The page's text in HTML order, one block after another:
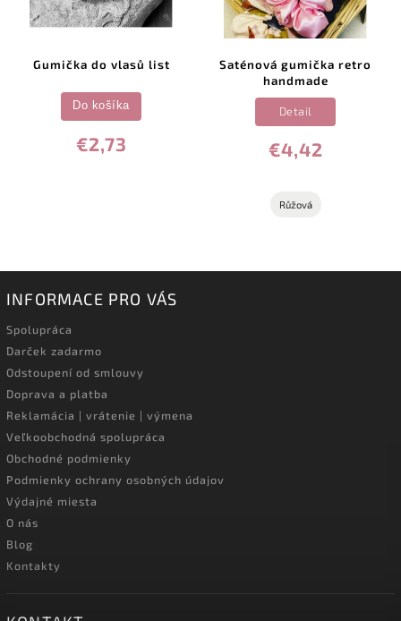
Gumička do vlasů list
€2,73
Do košíka
Saténová gumička retro
handmade
€4,42
Detail
Růžová
INFORMACE PRO VÁS
Spolupráca
Darček zadarmo
Odstoupení od smlouvy
Doprava a platba
Reklamácia | vrátenie | výmena
Veľkoobchodná spolupráca
Obchodné podmienky
Podmienky ochrany osobných údajov
Výdajné miesta
O nás
Blog
Kontakty